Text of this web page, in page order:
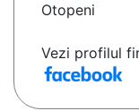
Otopeni
Vezi profilul